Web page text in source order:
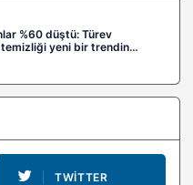
%60 düştü: Türev
yeni bir trendin
TWITTER